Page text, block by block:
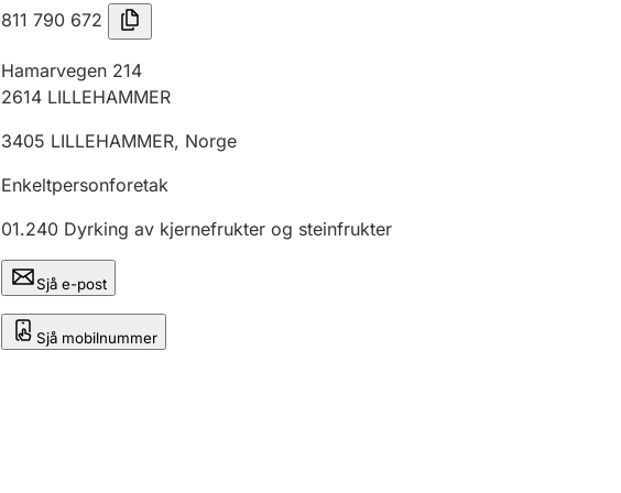
811 790 672
Hamarvegen 214
2614 LILLEHAMMER
3405 LILLEHAMMER, Norge
Enkeltpersonforetak
01.240 Dyrking av kjernefrukter og steinfrukter
Sjå e-post
Sjå mobilnummer